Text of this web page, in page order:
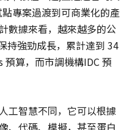
專案過渡到可商業化的產
數據來看，越來越多的公
持強勁成長，累計達到 34
算，而市調機構IDC 預
工智慧不同，它可以根據
、代碼、模擬，甚至蛋白